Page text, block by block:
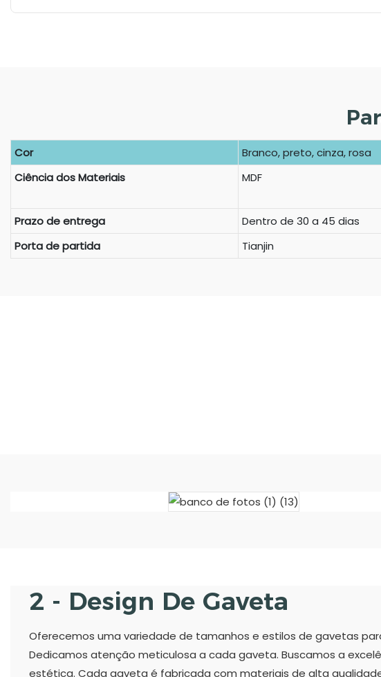
Cor Branco, preto, cinza, rosa
Ciência dos Materiais
MDF
Prazo de entrega
Dentro de 30 a 45 dias
Porta de partida
Tianjin
2 - Design De Gaveta
Oferecemos uma variedade de tamanhos e estilos de gavetas
Dedicamos atenção meticulosa a cada gaveta. Buscamos a
estética. Cada gaveta é fabricada com materiais de alta